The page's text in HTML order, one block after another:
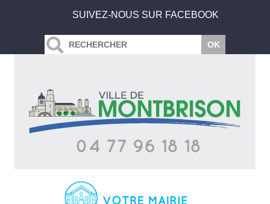
SUIVEZ-NOUS SUR FACEBOOK